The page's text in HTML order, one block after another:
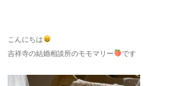
こんにちは
吉祥寺の結婚相談所のモモマリー
です